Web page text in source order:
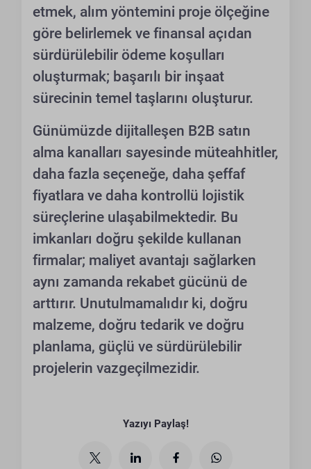
etmek, alım yöntemini proje ölçeğine
göre belirlemek ve finansal açıdan
sürdürülebilir ödeme koşulları
oluşturmak; başarılı bir inşaat
sürecinin temel taşlarını oluşturur.
Günümüzde dijitalleşen B2B satın
alma kanalları sayesinde müteahhitler,
daha fazla seçeneğe, daha şeffaf
fiyatlara ve daha kontrollü lojistik
süreçlerine ulaşabilmektedir. Bu
imkanları doğru şekilde kullanan
firmalar; maliyet avantajı sağlarken
aynı zamanda rekabet gücünü de
arttırır. Unutulmamalıdır ki, doğru
malzeme, doğru tedarik ve doğru
planlama, güçlü ve sürdürülebilir
projelerin vazgeçilmezidir.
Yazıyı Paylaş!